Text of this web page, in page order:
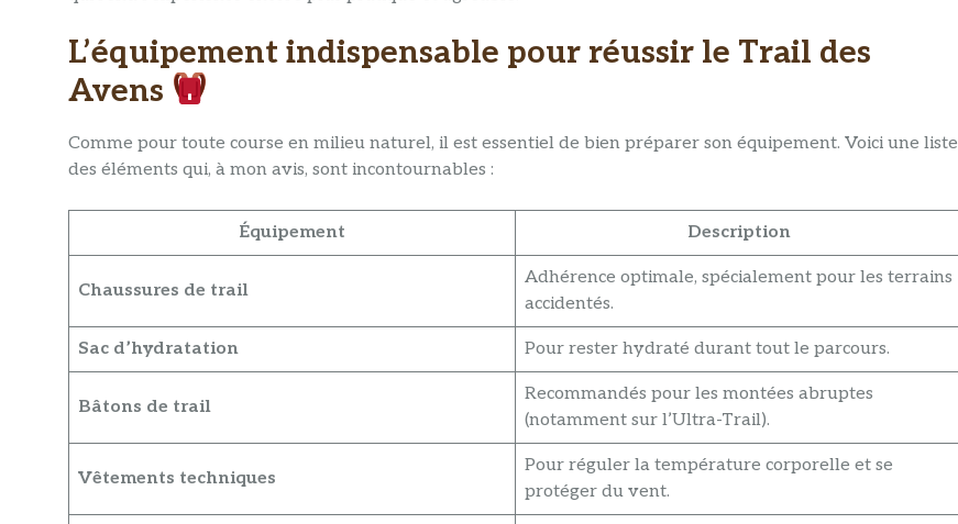
L’équipement indispensable pour réussir le Trail des
Avens
Comme pour toute course en milieu naturel, il est essentiel de bien préparer son équipement. Voici une liste
des éléments qui, à mon avis, sont incontournables :
Équipement Description
Chaussures de trail
Adhérence optimale, spécialement pour les terrains
accidentés.
Sac d’hydratation Pour rester hydraté durant tout le parcours.
Bâtons de trail
Recommandés pour les montées abruptes
(notamment sur l’Ultra-Trail).
Vêtements techniques
Pour réguler la température corporelle et se
protéger du vent.